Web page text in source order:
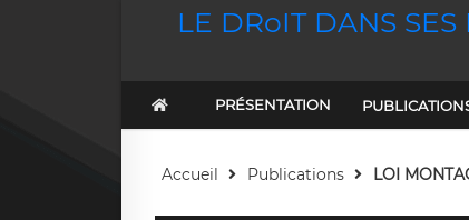
LE DRoIT DANS SES
PRÉSENTATION
Accueil Publications LOI